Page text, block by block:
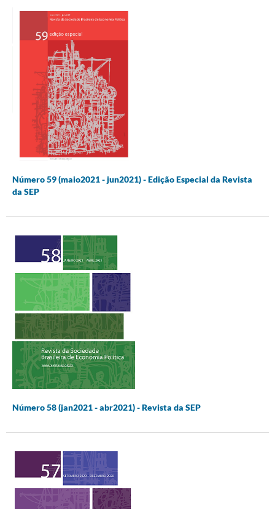
Número 59 (maio2021 - jun2021) - Edição Especial da Revista
da SEP
Número 58 (jan2021 - abr2021) - Revista da SEP